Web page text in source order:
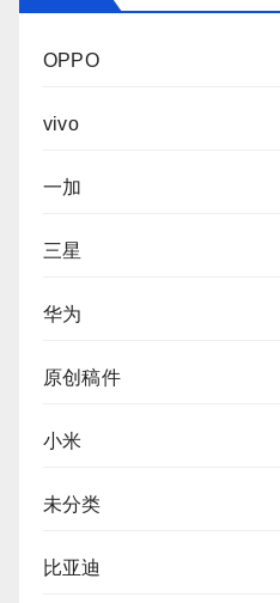
OPPO
vivo
一加
三星
华为
原创稿件
小米
未分类
比亚迪